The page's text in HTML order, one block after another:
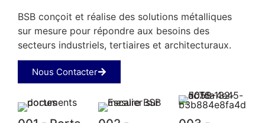
BSB conçoit et réalise des solutions métalliques
sur mesure pour répondre aux besoins des
secteurs industriels, tertiaires et architecturaux.
Nous Contacter